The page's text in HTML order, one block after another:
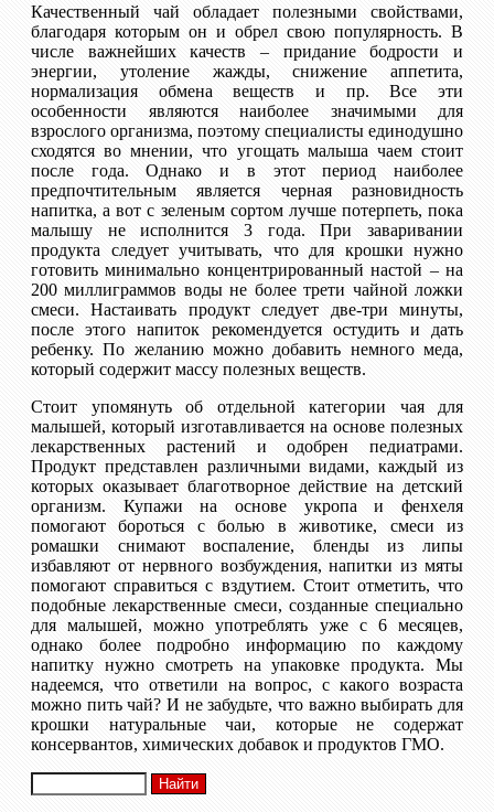
Качественный чай обладает полезными свойствами,
благодаря которым он и обрел свою популярность. В
числе важнейших качеств – придание бодрости и
энергии, утоление жажды, снижение аппетита,
нормализация обмена веществ и пр. Все эти
особенности являются наиболее значимыми для
взрослого организма, поэтому специалисты единодушно
сходятся во мнении, что угощать малыша чаем стоит
после года. Однако и в этот период наиболее
предпочтительным является черная разновидность
напитка, а вот с зеленым сортом лучше потерпеть, пока
малышу не исполнится 3 года. При заваривании
продукта следует учитывать, что для крошки нужно
готовить минимально концентрированный настой – на
200 миллиграммов воды не более трети чайной ложки
смеси. Настаивать продукт следует две-три минуты,
после этого напиток рекомендуется остудить и дать
ребенку. По желанию можно добавить немного меда,
который содержит массу полезных веществ.
Стоит упомянуть об отдельной категории чая для
малышей, который изготавливается на основе полезных
лекарственных растений и одобрен педиатрами.
Продукт представлен различными видами, каждый из
которых оказывает благотворное действие на детский
организм. Купажи на основе укропа и фенхеля
помогают бороться с болью в животике, смеси из
ромашки снимают воспаление, бленды из липы
избавляют от нервного возбуждения, напитки из мяты
помогают справиться с вздутием. Стоит отметить, что
подобные лекарственные смеси, созданные специально
для малышей, можно употреблять уже с 6 месяцев,
однако более подробно информацию по каждому
напитку нужно смотреть на упаковке продукта. Мы
надеемся, что ответили на вопрос, с какого возраста
можно пить чай? И не забудьте, что важно выбирать для
крошки натуральные чаи, которые не содержат
консервантов, химических добавок и продуктов ГМО.